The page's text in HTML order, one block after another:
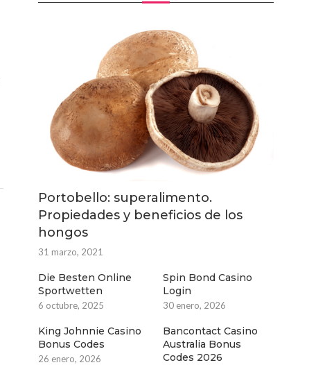
Portobello: superalimento.
Propiedades y beneficios de los
hongos
31 marzo, 2021
Die Besten Online
Sportwetten
6 octubre, 2025
Spin Bond Casino
Login
30 enero, 2026
King Johnnie Casino
Bonus Codes
26 enero, 2026
Bancontact Casino
Australia Bonus
Codes 2026